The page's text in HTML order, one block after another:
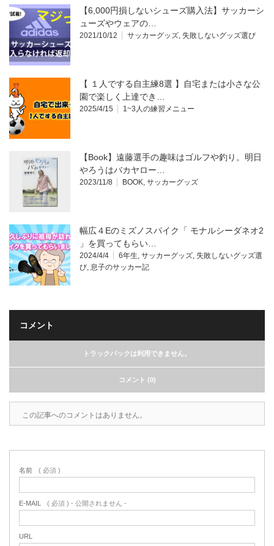
【6,000円損しないシューズ購入法】サッカーシ
ューズやウェアの…
2021/10/12 サッカーグッズ 失敗しないグッズ選び
【 １人でする自主練8選 】自宅または小さな公
園で楽しく上達でき…
2025/4/15 1~3人の練習メニュー
【Book】遠藤選手の趣味はゴルフや釣り。明日
やろうはバカヤロー…
2023/11/8 BOOK サッカーグッズ
幅広４Eのミズノスパイク「 モナルシーダネオ2
」を買ってもらい…
2024/4/4 6年生 サッカーグッズ 失敗しないグッズ選
び 息子のサッカー記
コメント
トラックバックは利用できません。
コメント (0)
この記事へのコメントはありません。
名前 ( 必須 )
E-MAIL ( 必須 ) - 公開されません -
URL